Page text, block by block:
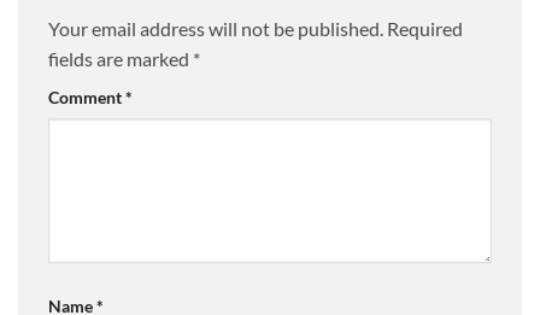
Your email address will not be published. Required
fields are marked *
Comment*
Name*